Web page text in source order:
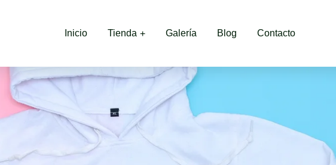
Inicio Tienda Galería Blog Contacto